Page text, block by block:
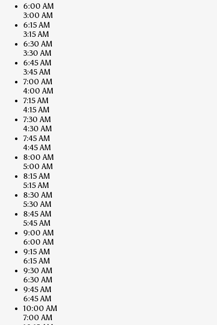
6:00 AM
3:00 AM
6:15 AM
3:15 AM
6:30 AM
3:30 AM
6:45 AM
3:45 AM
7:00 AM
4:00 AM
7:15 AM
4:15 AM
7:30 AM
4:30 AM
7:45 AM
4:45 AM
8:00 AM
5:00 AM
8:15 AM
5:15 AM
8:30 AM
5:30 AM
8:45 AM
5:45 AM
9:00 AM
6:00 AM
9:15 AM
6:15 AM
9:30 AM
6:30 AM
9:45 AM
6:45 AM
10:00 AM
7:00 AM